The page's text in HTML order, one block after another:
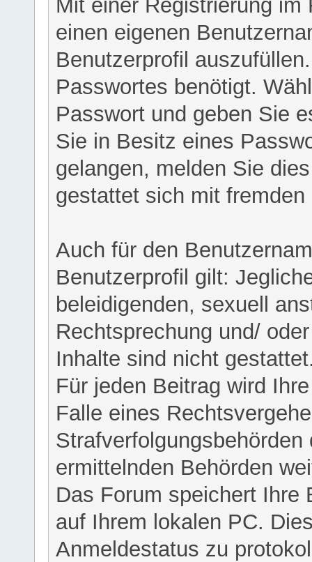
Mit einer Registrierung
einen eigenen
Benutzerprofil
Passwortes benötigt.
Passwort und geben Sie
Sie in Besitz eines
gelangen, melden Sie
gestattet sich mit
Auch für den
Benutzerprofil gilt:
beleidigenden, sexuell
Rechtsprechung und/
Inhalte sind nicht
Für jeden Beitrag wird
Falle eines
ermittelnden Behörden
Das Forum speichert Ihre
auf Ihrem lokalen PC.
Anmeldestatus zu